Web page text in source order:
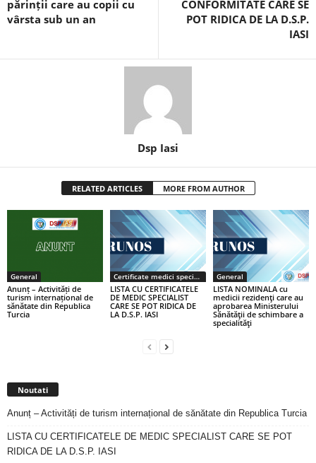
părinții care au copii cu
vârsta sub un an
CONFORMITATE CARE SE
POT RIDICA DE LA D.S.P.
IASI
Dsp Iasi
RELATED ARTICLES MORE FROM AUTHOR
General
Anunț – Activități de
turism internațional de
sănătate din Republica
Turcia
Certificate medici specialiști / primari
LISTA CU CERTIFICATELE
DE MEDIC SPECIALIST
CARE SE POT RIDICA DE
LA D.S.P. IASI
General
LISTA NOMINALA cu
medicii rezidenţi care au
aprobarea Ministerului
Sănătăţii de schimbare a
specialităţi
Noutati
Anunț – Activități de turism internațional de sănătate din Republica Turcia
LISTA CU CERTIFICATELE DE MEDIC SPECIALIST CARE SE POT
RIDICA DE LA D.S.P. IASI